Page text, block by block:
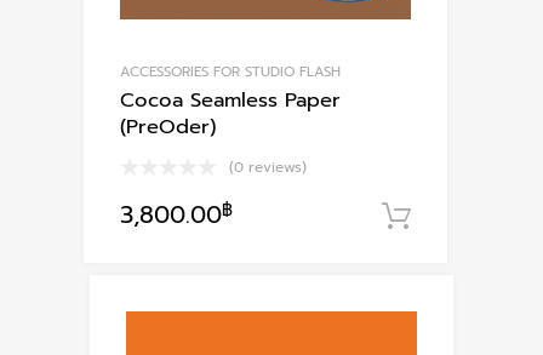
ACCESSORIES FOR STUDIO FLASH
Cocoa Seamless Paper
(PreOder)
(0 reviews)
3,800.00฿